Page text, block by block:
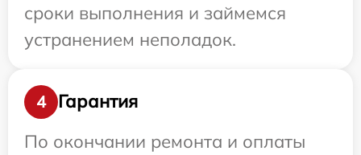
сроки выполнения и займемся
устранением неполадок.
4
Гарантия
По окончании ремонта и оплаты